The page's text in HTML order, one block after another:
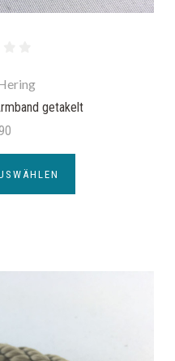
getakelt